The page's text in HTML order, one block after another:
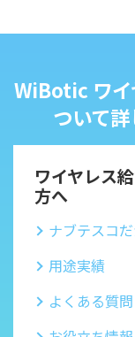
WiBotic ワイ
ついて
ワイヤレス
方へ
ナブテスコ
用途実績
よくある質問